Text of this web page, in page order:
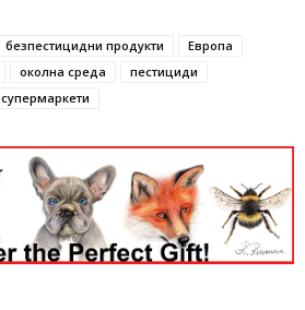
безпестицидни продукти
Европа
околна среда
пестициди
супермаркети